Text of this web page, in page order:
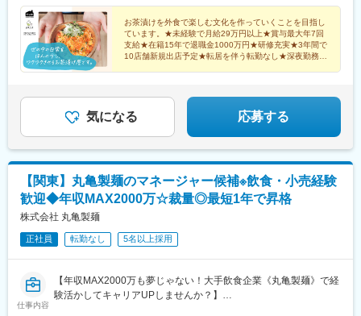
◎介護現場の排せつケア業の負担軽減とおむつ利用者の决適の両
立を実現するための、社会貢献性の高い事業を行っています。
■光洋グループの特徴：
◇株式会社光洋は、介護、医療、福祉の分野にて多角的に事業展
ニ経営、病院内に特化したレストラン・カフェ経営など、製造、
小売、飲食、宿泊と多業態を手掛け、シナジー効果により安定し
た成長を遂げています。
変更の範囲：会社の定める業務
クスピアリ店、柏高島屋ステーションモール店、成田空港店□埼玉
イオンレイクタウン店、コクーンシティ店□栃木佐野プレミアム・
アウトレット店□静岡足柄ＳＡ店■ごはんすすむ□東京ルミネ池袋
店□神奈川横浜ポルタ店□千葉流山おおたかの森S・C店
県)、流山おおたかの森駅、新豊洲駅、有明テニスの森駅、新宿駅
(東京メトロ)、新宿西口駅、代官山駅、二子新地駅、羽田空港第
１・第２ターミナル駅(京急)、神泉駅、立川北駅、新高島駅、京急
川崎駅、馬車道駅、海老名駅(相鉄・小田急)、船橋競馬場駅、京成
千葉駅、舞浜駅、空港第２ビル駅(鉄道)、有明駅(東京都)、羽田空
木町駅、高島町駅、日本大通り駅、大神宮下駅、新千葉駅、東京
ディズニーランド・ステーション駅、成田空港駅(鉄道)
お茶漬けを外食で楽しむ文化を作っていくことを目指し
ています。★未経験で月給29万円以上★賞与最大年7回
支給★在籍15年で退職金1000万円★研修充実★3年間で
10店舗新規出店予定★転居を伴う転勤なし★深夜勤務な
気になる 応募する
【関東】丸亀製麺のマネージャー候補※飲食・小売経験
歓迎◆年収MAX2000万☆裁量◎最短1年で昇格
株式会社 丸亀製麺
正社員 転勤なし 5名以上採用
仕事内容
【年収MAX2000万も夢じゃない！大手飲食企業《丸亀製麺》で経
験活かしてキャリアUPしませんか？】